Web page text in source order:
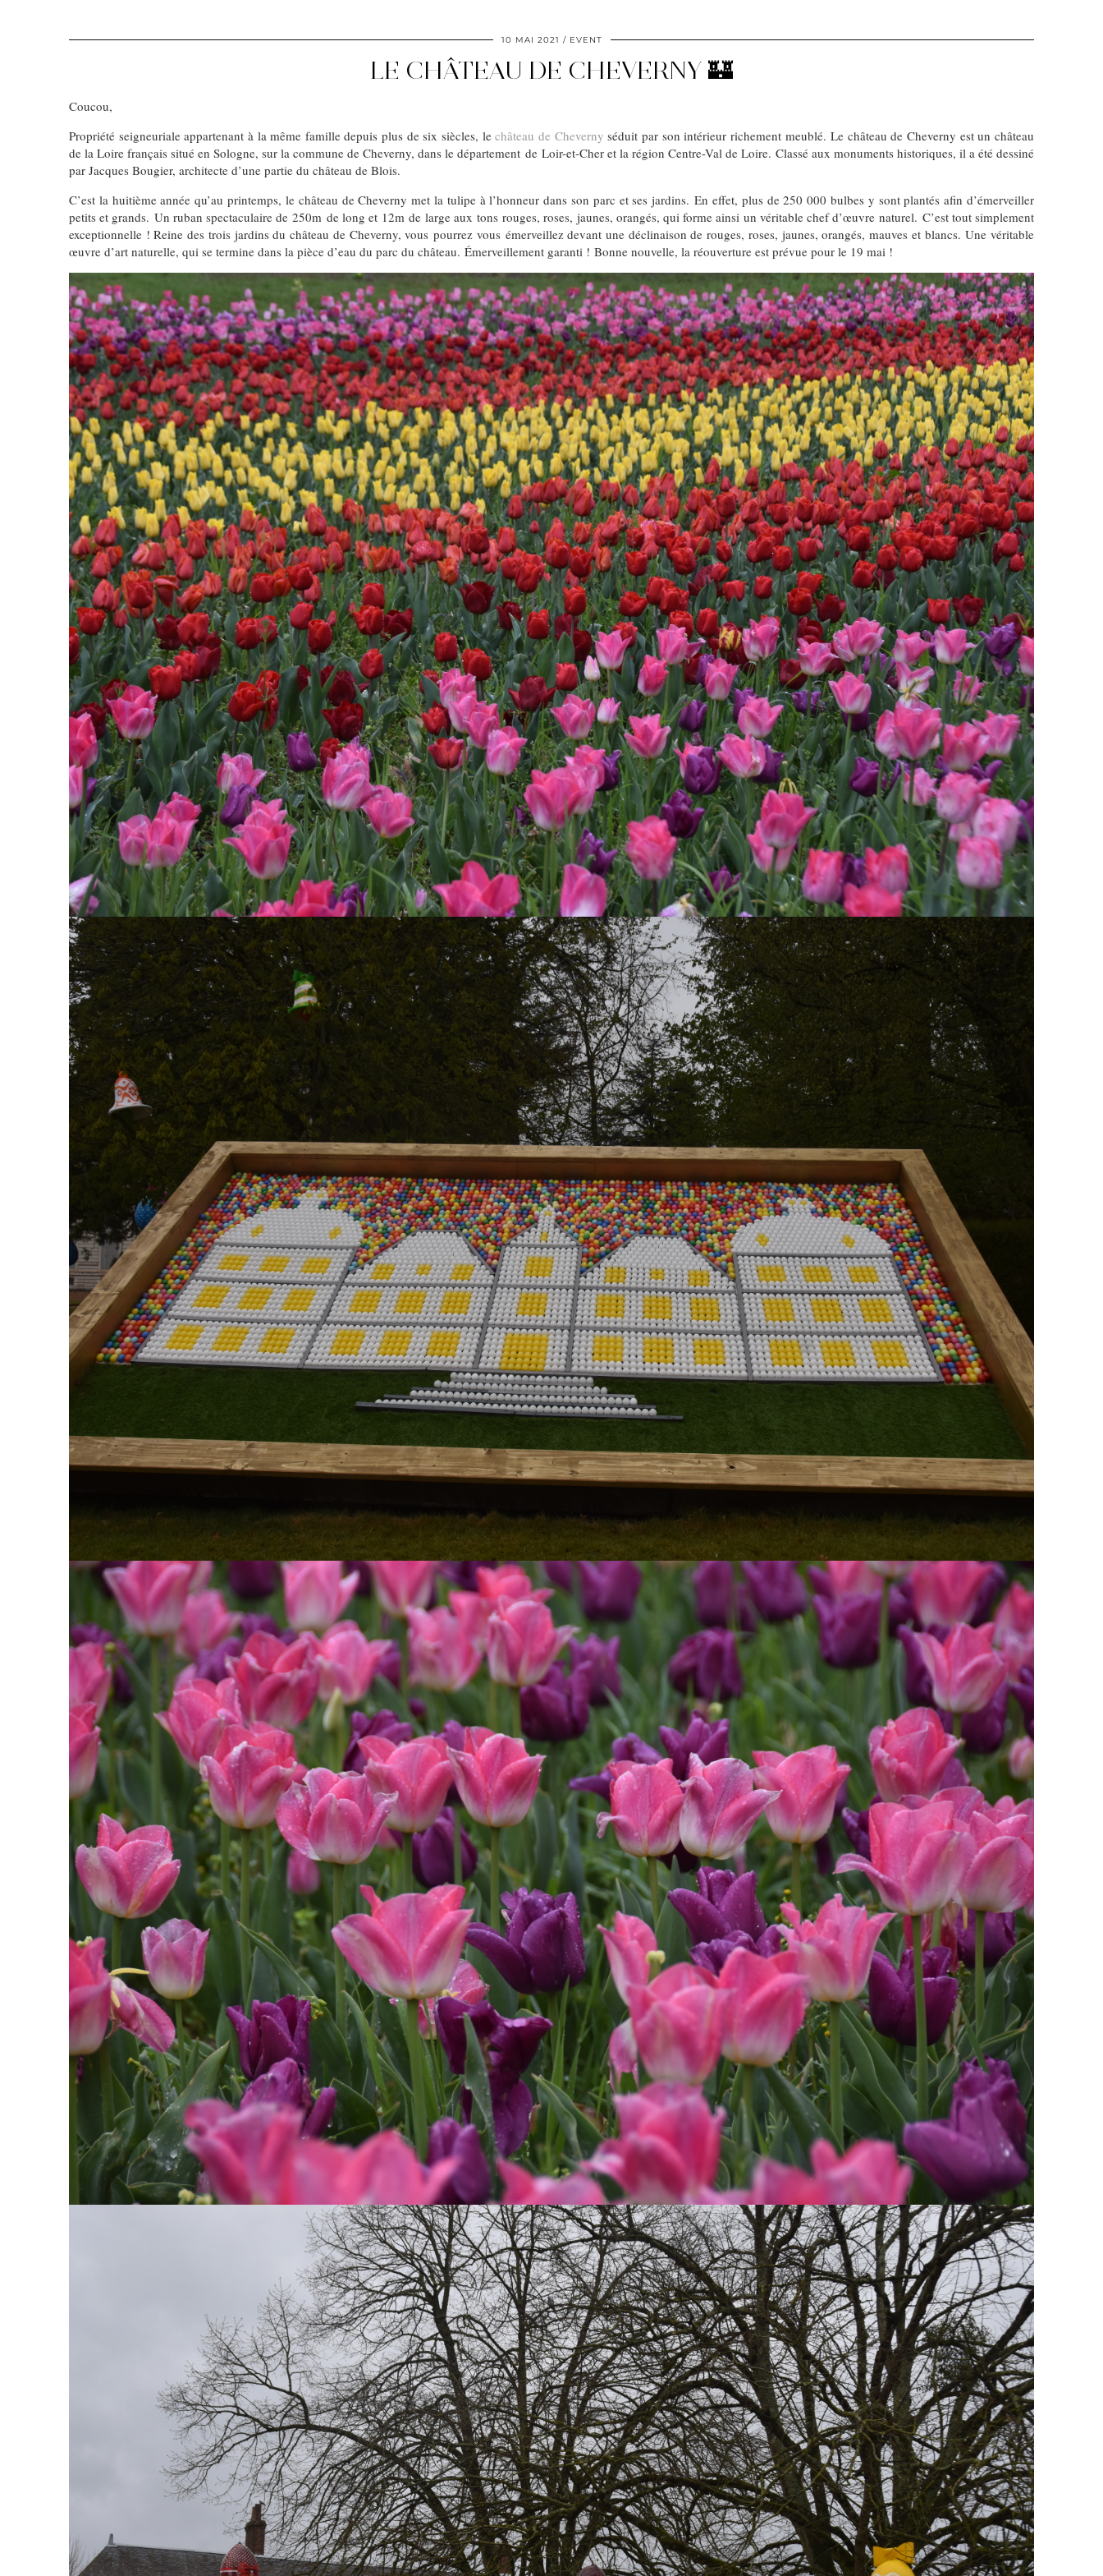
10 MAI 2021 EVENT
LE CHÂTEAU DE CHEVERNY 🏰
Coucou,
Propriété seigneuriale appartenant à la même famille depuis plus de six siècles, lechâteau de Cheverny séduit par son intérieur richement meublé. Le château de Cheverny est un château
de la Loire français situé en Sologne, sur la commune de Cheverny, dans le département de Loir-et-Cher et la région Centre-Val de Loire. Classé aux monuments historiques, il a été dessiné
par Jacques Bougier, architecte d’une partie du château de Blois.
C’est la huitième année qu’au printemps, le château de Cheverny met la tulipe à l’honneur dans son parc et ses jardins. En effet, plus de 250 000 bulbes y sont plantés afin d’émerveiller
petits et grands. Un ruban spectaculaire de 250m de long et 12m de large aux tons rouges, roses, jaunes, orangés, qui forme ainsi un véritable chef d’œuvre naturel. C’est tout simplement
exceptionnelle ! Reine des trois jardins du château de Cheverny, vous pourrez vous émerveillez devant une déclinaison de rouges, roses, jaunes, orangés, mauves et blancs. Une véritable
œuvre d’art naturelle, qui se termine dans la pièce d’eau du parc du château. Émerveillement garanti ! Bonne nouvelle, la réouverture est prévue pour le 19 mai !